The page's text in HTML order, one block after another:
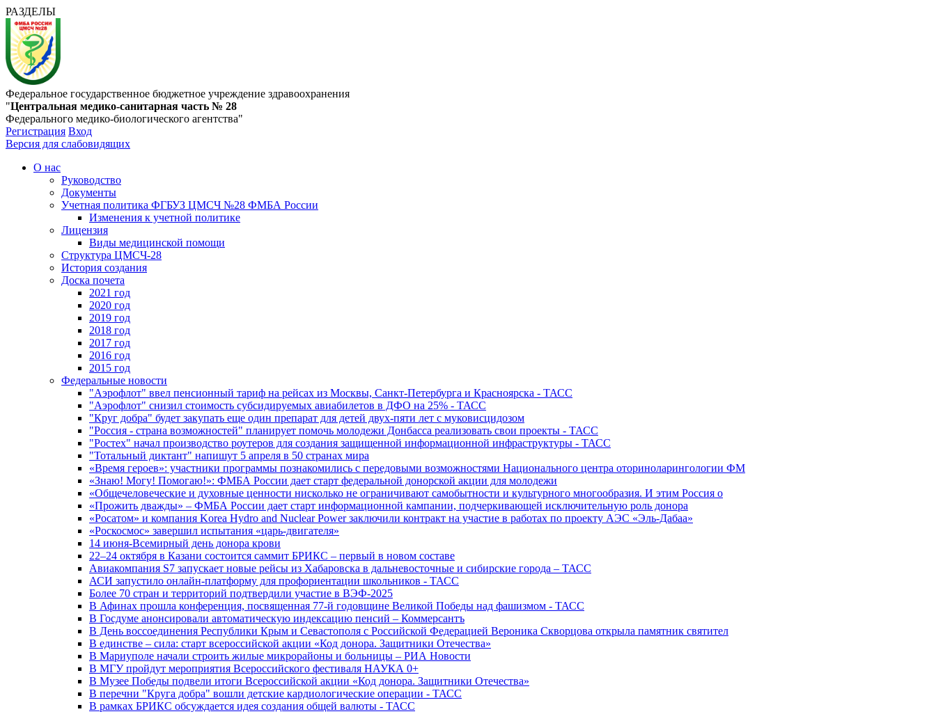
РАЗДЕЛЫ
Федеральное государственное бюджетное учреждение здравоохранения
"Центральная медико-санитарная часть № 28
Федерального медико-биологического агентства"
Регистрация Вход
Версия для слабовидящих
О нас
Руководство
Документы
Учетная политика ФГБУЗ ЦМСЧ №28 ФМБА России
Изменения к учетной политике
Лицензия
Виды медицинской помощи
Структура ЦМСЧ-28
История создания
Доска почета
2021 год
2020 год
2019 год
2018 год
2017 год
2016 год
2015 год
Федеральные новости
"Аэрофлот" ввел пенсионный тариф на рейсах из Москвы, Санкт-Петербурга и Красноярска - ТАСС
"Аэрофлот" снизил стоимость субсидируемых авиабилетов в ДФО на 25% - ТАСС
"Круг добра" будет закупать еще один препарат для детей двух-пяти лет с муковисцидозом
"Россия - страна возможностей" планирует помочь молодежи Донбасса реализовать свои проекты - ТАСС
"Ростех" начал производство роутеров для создания защищенной информационной инфраструктуры - ТАСС
"Тотальный диктант" напишут 5 апреля в 50 странах мира
«Время героев»: участники программы познакомились с передовыми возможностями Национального центра оториноларингологии ФМ
«Знаю! Могу! Помогаю!»: ФМБА России дает старт федеральной донорской акции для молодежи
«Общечеловеческие и духовные ценности нисколько не ограничивают самобытности и культурного многообразия. И этим Россия о
«Прожить дважды» – ФМБА России дает старт информационной кампании, подчеркивающей исключительную роль донора
«Росатом» и компания Korea Hydro and Nuclear Power заключили контракт на участие в работах по проекту АЭС «Эль-Дабаа»
«Роскосмос» завершил испытания «царь-двигателя»
14 июня-Всемирный день донора крови
22–24 октября в Казани состоится саммит БРИКС – первый в новом составе
Авиакомпания S7 запускает новые рейсы из Хабаровска в дальневосточные и сибирские города – ТАСС
АСИ запустило онлайн-платформу для профориентации школьников - ТАСС
Более 70 стран и территорий подтвердили участие в ВЭФ-2025
В Афинах прошла конференция, посвященная 77-й годовщине Великой Победы над фашизмом - ТАСС
В Госдуме анонсировали автоматическую индексацию пенсий – Коммерсантъ
В День воссоединения Республики Крым и Севастополя с Российской Федерацией Вероника Скворцова открыла памятник святител
В единстве – сила: старт всероссийской акции «Код донора. Защитники Отечества»
В Мариуполе начали строить жилые микрорайоны и больницы – РИА Новости
В МГУ пройдут мероприятия Всероссийского фестиваля НАУКА 0+
В Музее Победы подвели итоги Всероссийской акции «Код донора. Защитники Отечества»
В перечни "Круга добра" вошли детские кардиологические операции - ТАСС
В рамках БРИКС обсуждается идея создания общей валюты - ТАСС